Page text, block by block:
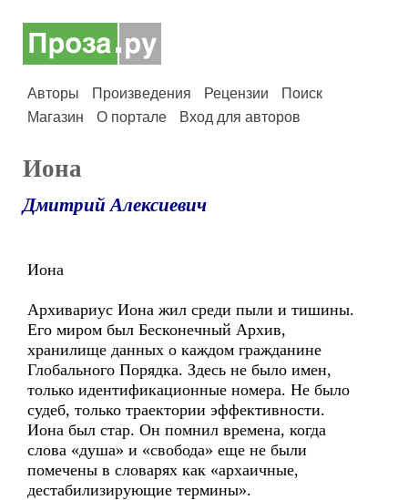
Авторы Произведения Рецензии
Поиск
Магазин
О портале Вход для авторов
Иона
Дмитрий Алексиевич
Иона
Архивариус Иона жил среди пыли и тишины.
Его миром был Бесконечный Архив,
хранилище данных о каждом гражданине
Глобального Порядка. Здесь не было имен,
только идентификационные номера. Не было
судеб, только траектории эффективности.
Иона был стар. Он помнил времена, когда
слова «душа» и «свобода» еще не были
помечены в словарях как «архаичные,
дестабилизирующие термины».